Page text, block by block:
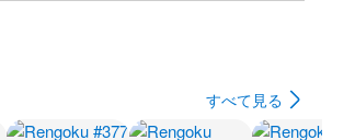
すべて見る